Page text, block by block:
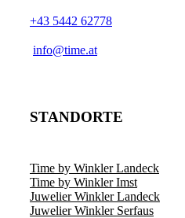
+43 5442 62778
info@time.at
STANDORTE
Time by Winkler Landeck
Time by Winkler Imst
Juwelier Winkler Landeck
Juwelier Winkler Serfaus